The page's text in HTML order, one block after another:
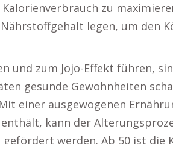
zu
legen, um den
und zum Jojo-Effekt führen,
gesunde Gewohnheiten
einer ausgewogenen
kann der
werden. Ab 50 ist die